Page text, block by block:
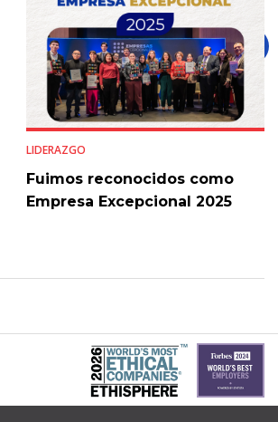
LIDERAZGO
Fuimos reconocidos como
Empresa Excepcional 2025